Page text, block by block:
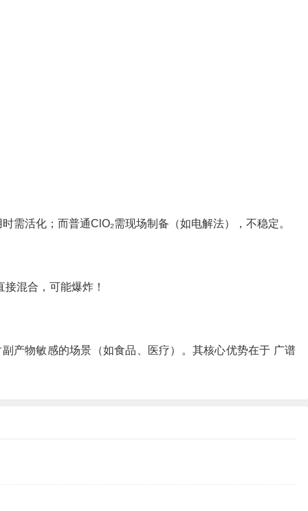
需活化；而普通ClO₂需现场制备（如电解法），不稳定。
混合，可能爆炸！
产物敏感的场景（如食品、医疗）。其核心优势在于 广谱